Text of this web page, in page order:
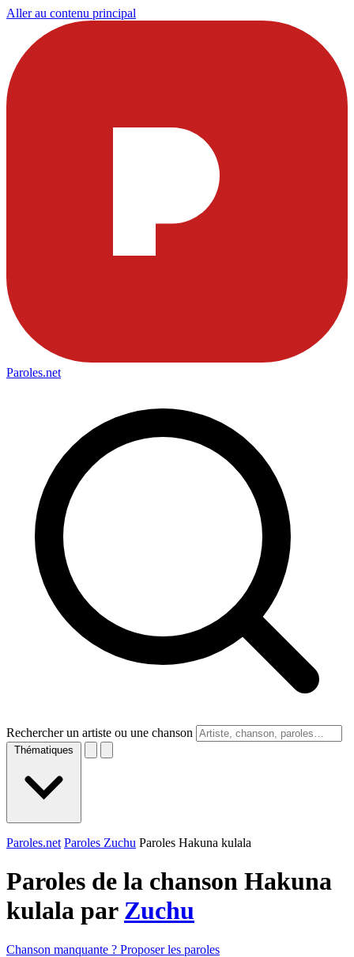
Aller au contenu principal
Paroles.net
Rechercher un artiste ou une chanson
Thématiques
Paroles.net Paroles Zuchu Paroles Hakuna kulala
Paroles de la chanson Hakuna
kulala par Zuchu
Chanson manquante ? Proposer les paroles